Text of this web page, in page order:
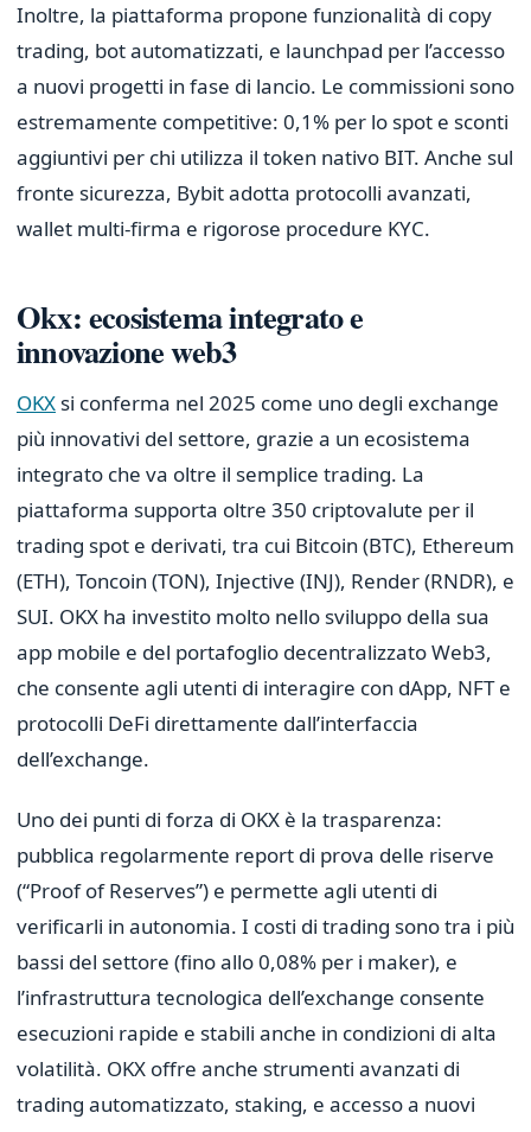
Inoltre, la piattaforma propone funzionalità di copy
trading, bot automatizzati, e launchpad per l’accesso
a nuovi progetti in fase di lancio. Le commissioni sono
estremamente competitive: 0,1% per lo spot e sconti
aggiuntivi per chi utilizza il token nativo BIT. Anche sul
fronte sicurezza, Bybit adotta protocolli avanzati,
wallet multi-firma e rigorose procedure KYC.
Okx: ecosistema integrato e
innovazione web3
OKXsi conferma nel 2025 come uno degli exchange
più innovativi del settore, grazie a un ecosistema
integrato che va oltre il semplice trading. La
piattaforma supporta oltre 350 criptovalute per il
trading spot e derivati, tra cui Bitcoin (BTC), Ethereum
(ETH), Toncoin (TON), Injective (INJ), Render (RNDR), e
SUI. OKX ha investito molto nello sviluppo della sua
app mobile e del portafoglio decentralizzato Web3,
che consente agli utenti di interagire con dApp, NFT e
protocolli DeFi direttamente dall’interfaccia
dell’exchange.
Uno dei punti di forza di OKX è la trasparenza:
pubblica regolarmente report di prova delle riserve
(“Proof of Reserves”) e permette agli utenti di
verificarli in autonomia. I costi di trading sono tra i più
bassi del settore (fino allo 0,08% per i maker), e
l’infrastruttura tecnologica dell’exchange consente
esecuzioni rapide e stabili anche in condizioni di alta
volatilità. OKX offre anche strumenti avanzati di
trading automatizzato, staking, e accesso a nuovi